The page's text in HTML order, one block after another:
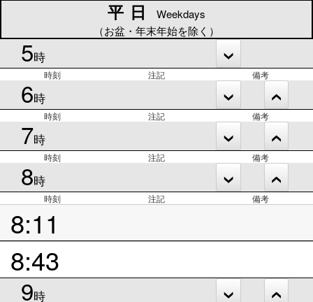
平日
Weekdays
（お盆・年末年始を除く）
5時
時刻 注記 備考
6時
時刻 注記 備考
7時
時刻 注記 備考
8時
時刻 注記 備考
8:11
8:43
9時